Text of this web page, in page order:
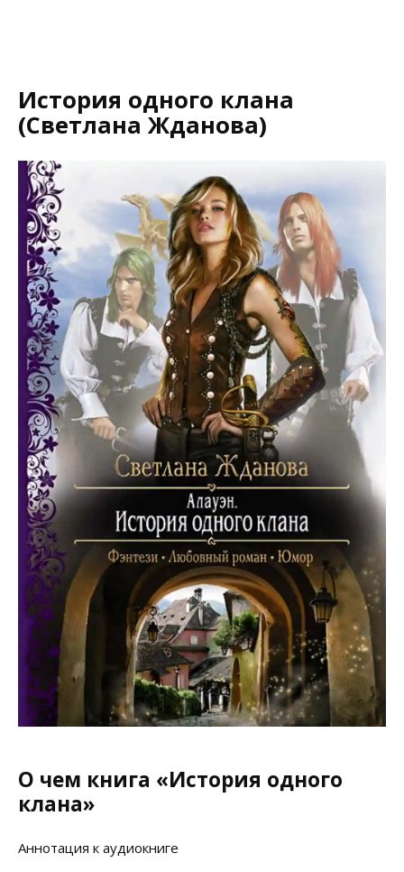
История одного клана
(Светлана Жданова)
О чем книга «История одного
клана»
Аннотация к аудиокниге